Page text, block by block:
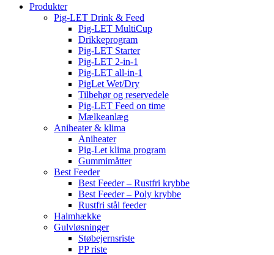
Produkter
Pig-LET Drink & Feed
Pig-LET MultiCup
Drikkeprogram
Pig-LET Starter
Pig-LET 2-in-1
Pig-LET all-in-1
PigLet Wet/Dry
Tilbehør og reservedele
Pig-LET Feed on time
Mælkeanlæg
Aniheater & klima
Aniheater
Pig-Let klima program
Gummimåtter
Best Feeder
Best Feeder – Rustfri krybbe
Best Feeder – Poly krybbe
Rustfri stål feeder
Halmhække
Gulvløsninger
Støbejernsriste
PP riste